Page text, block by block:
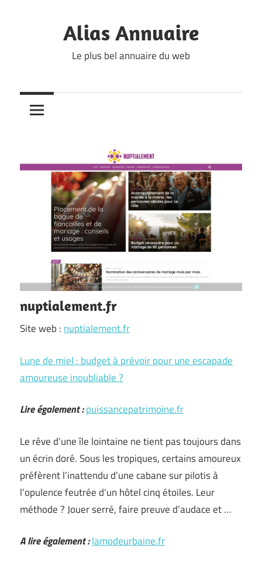
Alias Annuaire
Le plus bel annuaire du web
nuptialement.fr
Site web : nuptialement.fr
Lune de miel : budget à prévoir pour une escapade
amoureuse inoubliable ?
Lire également :puissancepatrimoine.fr
Le rêve d’une île lointaine ne tient pas toujours dans
un écrin doré. Sous les tropiques, certains amoureux
préfèrent l’inattendu d’une cabane sur pilotis à
l’opulence feutrée d’un hôtel cinq étoiles. Leur
méthode ? Jouer serré, faire preuve d’audace et …
A lire également :lamodeurbaine.fr